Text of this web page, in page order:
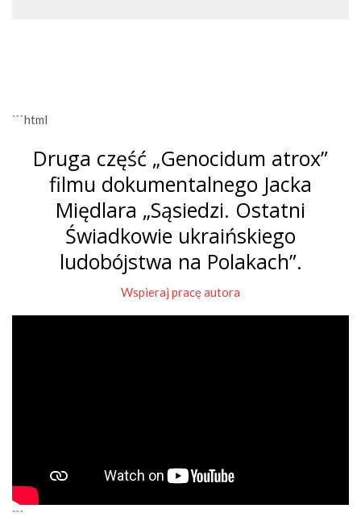
```html
Druga część „Genocidum atrox”
filmu dokumentalnego Jacka
Międlara „Sąsiedzi. Ostatni
Świadkowie ukraińskiego
ludobójstwa na Polakach”.
Wspieraj pracę autora
```